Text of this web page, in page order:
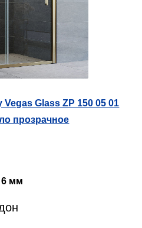
Glass ZP 150 05 01
прозрачное
6 мм